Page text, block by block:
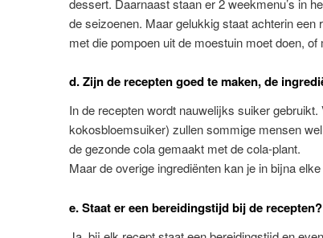
de seizoenen. Maar gelukkig staat achterin
met die pompoen uit de moestuin moet doen, of
d. Zijn de recepten goed te maken, de
In de recepten wordt nauwelijks suiker
kokosbloemsuiker) zullen sommige mensen
de gezonde cola gemaakt met de cola-plant.
Maar de overige ingrediënten kan je in bijna
e. Staat er een bereidingstijd bij de recepten?